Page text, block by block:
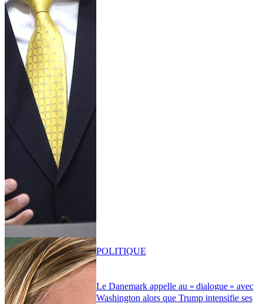
Le Danemark appelle au « dialogue » avec
Washington alors que Trump intensifie ses
POLITIQUE